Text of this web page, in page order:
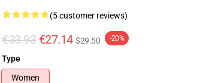
(5 customer reviews)
€33.93 €27.14 $29.50 -20%
Type
Women